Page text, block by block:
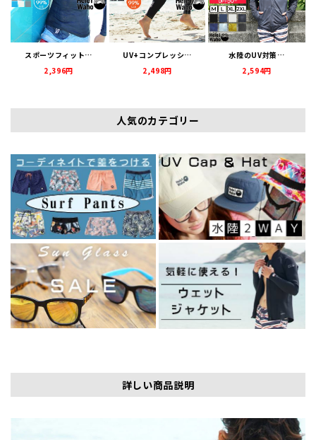
スポーツフィット…
2,396円
UV+コンプレッシ…
2,498円
水陸のUV対策…
2,594円
人気のカテゴリー
詳しい商品説明